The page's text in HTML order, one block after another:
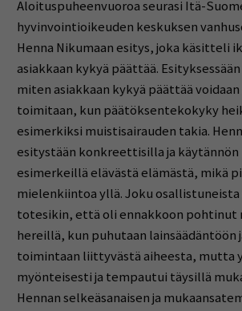
Aloituspuheenvuoroa seurasi Itä-
hyvinvointioikeuden keskuksen
Henna Nikumaan esitys, joka käsitteli
asiakkaan kykyä päättää.
miten asiakkaan kykyä päättää
toimitaan, kun päätöksentekokyky
esimerkiksi muistisairauden takia.
esitystään konkreettisilla ja käytännön
esimerkeillä elävästä elämästä, mikä
mielenkiintoa yllä. Joku
totesikin, että oli ennakkoon pohtinut
hereillä, kun puhutaan lainsäädäntöön
toimintaan liittyvästä aiheesta, mutta
myönteisesti ja tempautui täysillä
Hennan selkeäsanaisen ja